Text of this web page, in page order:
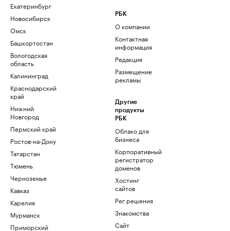
Екатеринбург
Новосибирск
Омск
Башкортостан
Вологодская
область
Калининград
Краснодарский
край
Нижний
Новгород
Пермский край
Ростов-на-Дону
Татарстан
Тюмень
Черноземье
Кавказ
Карелия
Мурманск
Приморский
РБК
О компании
Контактная
информация
Редакция
Размещение
рекламы
Другие
продукты
РБК
Облако для
бизнеса
Корпоративный
регистратор
доменов
Хостинг
сайтов
Рег.решения
Знакомства
Сайт